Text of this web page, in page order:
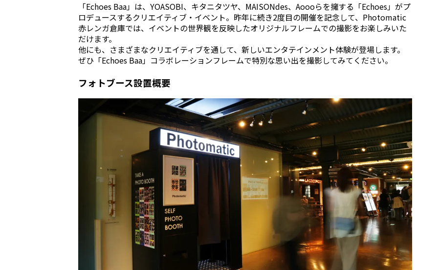
「Echoes Baa」は、YOASOBI、キタニタツヤ、MAISONdes、Aoooらを擁する「Echoes」がプ
ロデュースするクリエイティブ・イベント。昨年に続き2度目の開催を記念して、Photomatic
赤レンガ倉庫では、イベントの世界観を反映したオリジナルフレームでの撮影をお楽しみいた
だけます。
他にも、さまざまなクリエイティブを通して、新しいエンタテインメント体験が登場します。
ぜひ「Echoes Baa」コラボレーションフレームで特別な思い出を撮影してみてください。
フォトブース設置概要